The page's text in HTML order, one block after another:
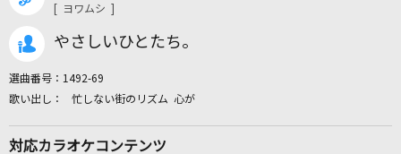
[ ヨワムシ ]
やさしいひとたち。
選曲番号： 1492-69
忙しない街のリズム 心が
対応カラオケコンテンツ